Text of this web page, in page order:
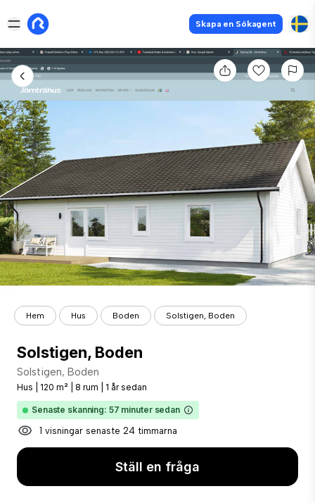
Skapa en Sökagent
Hem Hus Boden Solstigen, Boden
Solstigen, Boden
Solstigen, Boden
Hus 120 m² 8 rum 1 år sedan
Senaste skanning: 57 minuter sedan
1 visningar senaste 24 timmarna
Ställ en fråga